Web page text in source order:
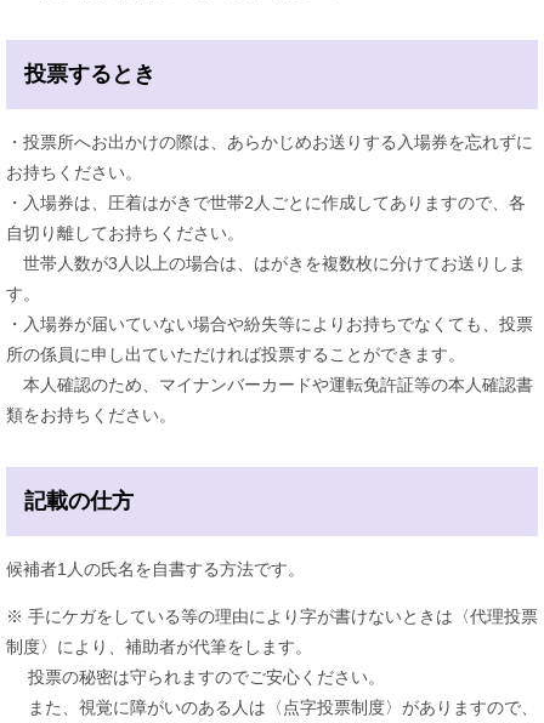
投票するとき
・投票所へお出かけの際は、あらかじめお送りする入場券を忘れずに
お持ちください。
・入場券は、圧着はがきで世帯2人ごとに作成してありますので、各
自切り離してお持ちください。
世帯人数が3人以上の場合は、はがきを複数枚に分けてお送りしま
す。
・入場券が届いていない場合や紛失等によりお持ちでなくても、投票
所の係員に申し出ていただければ投票することができます。
本人確認のため、マイナンバーカードや運転免許証等の本人確認書
類をお持ちください。
記載の仕方
候補者1人の氏名を自書する方法です。
※ 手にケガをしている等の理由により字が書けないときは〈代理投票
制度〉により、補助者が代筆をします。
投票の秘密は守られますのでご安心ください。
また、視覚に障がいのある人は〈点字投票制度〉がありますので、